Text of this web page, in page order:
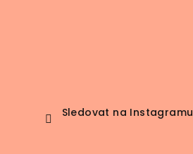
Sledovat na Instagramu